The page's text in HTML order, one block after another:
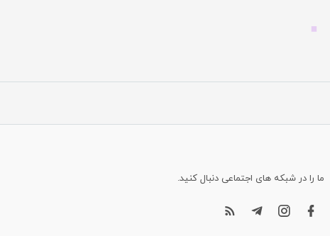
ما را در شبکه های اجتماعی دنبال کنید.